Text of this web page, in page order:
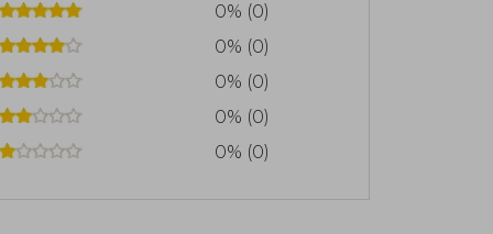
0% (0)
0% (0)
0% (0)
0% (0)
0% (0)